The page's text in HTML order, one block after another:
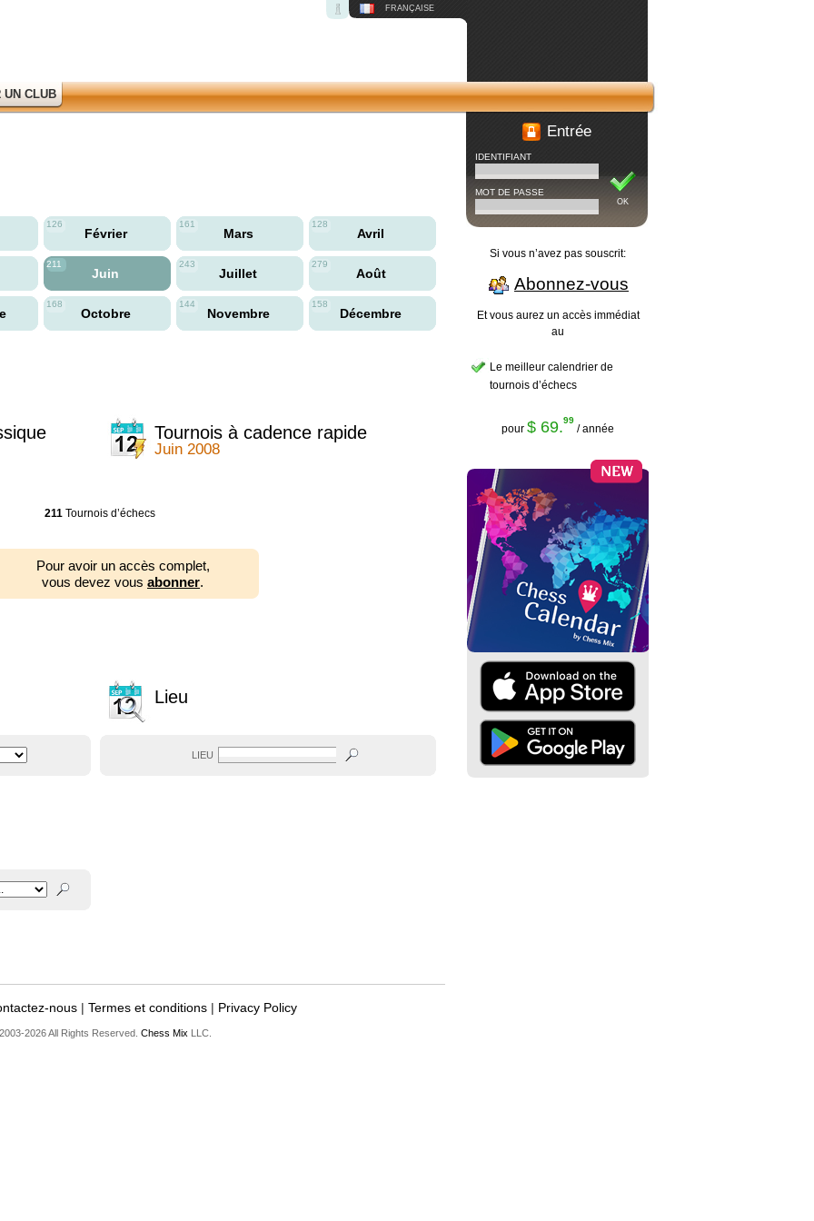
FRANÇAISE
UN CLUB
126
Février
161
Mars
128
Avril
211
Juin
243
Juillet
279
Août
168
Octobre
144
Novembre
158
Décembre
Tournois à cadence rapide
Juin 2008
211 Tournois d’échecs
Pour avoir un accès complet,
vous devez vous abonner.
Lieu
LIEU
nous| Termes et conditions| Privacy Policy
2026 All Rights Reserved. Chess Mix LLC.
Entrée
OK
IDENTIFIANT
MOT DE PASSE
Si vous n’avez pas souscrit:
Abonnez-vous
Et vous aurez un accès immédiat
au
Le meilleur calendrier de
tournois d’échecs
pour $ 69.99
/ année